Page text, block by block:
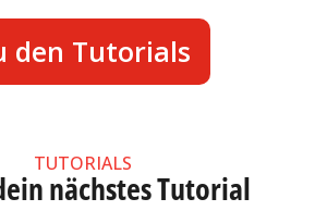
den Tutorials
nächstes Tutorial
TUTORIALS